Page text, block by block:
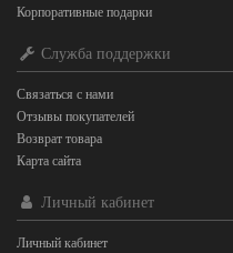
Корпоративные подарки
Служба поддержки
Связаться с нами
Отзывы покупателей
Возврат товара
Карта сайта
Личный кабинет
Личный кабинет